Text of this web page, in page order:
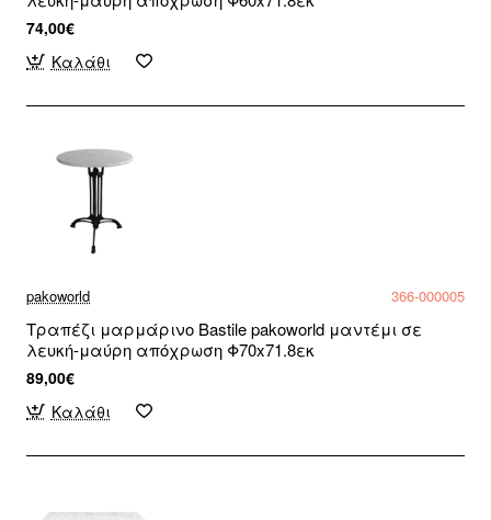
74,00€
Καλάθι
pakoworld 366-000005
Τραπέζι μαρμάρινο Bastile pakoworld μαντέμι σε
λευκή-μαύρη απόχρωση Φ70x71.8εκ
89,00€
Καλάθι